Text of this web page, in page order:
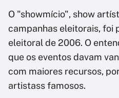
O "showmício", show
campanhas eleitorais, foi
eleitoral de 2006. O
que os eventos davam
com maiores recursos,
artistass famosos.